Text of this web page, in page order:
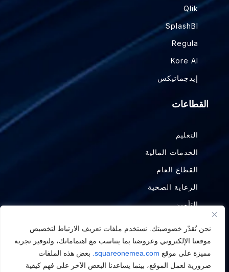
نحن نُقدّر خصوصيتك. نستخدم ملفات تعريف الارتباط لتخصيص
موقعنا الإلكتروني وعروضنا بما يتناسب مع اهتماماتك، ولتوفير تجربة
مميزة على موقع squareonemea.com. بعض هذه الملفات
ضرورية لعمل الموقع، بينما يساعدنا البعض الآخر على فهم كيفية
Qlik
SplashBI
Regula
Kore AI
إيدجماتيكس
القطاعات
التعليم
الخدمات المالية
القطاع العام
الرعاية الصحية
التأمين
النفط والغاز